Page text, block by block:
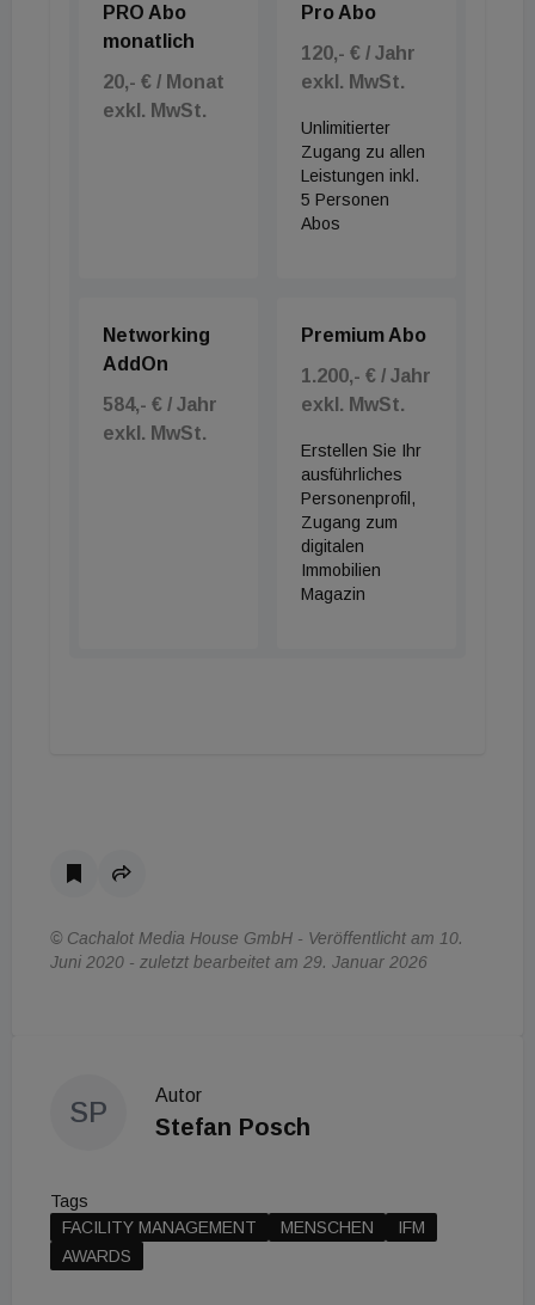
PRO Abo
monatlich
20,- € / Monat
exkl. MwSt.
Pro Abo
120,- € / Jahr
exkl. MwSt.
Unlimitierter
Zugang zu allen
Leistungen inkl.
5 Personen
Abos
Networking
AddOn
584,- € / Jahr
exkl. MwSt.
Premium Abo
1.200,- € / Jahr
exkl. MwSt.
Erstellen Sie Ihr
ausführliches
Personenprofil,
Zugang zum
digitalen
Immobilien
Magazin
© Cachalot Media House GmbH - Veröffentlicht am 10.
Juni 2020 - zuletzt bearbeitet am 29. Januar 2026
SP
Autor
Stefan Posch
Tags
FACILITY MANAGEMENT
MENSCHEN
IFM
AWARDS